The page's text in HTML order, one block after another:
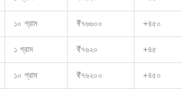
১০ গ্রাম ₹৭৬৬০০ +৪৫০
১ গ্রাম ₹৭৬২০ +৪৫
১০ গ্রাম ₹৭৬২০০ +৪৫০